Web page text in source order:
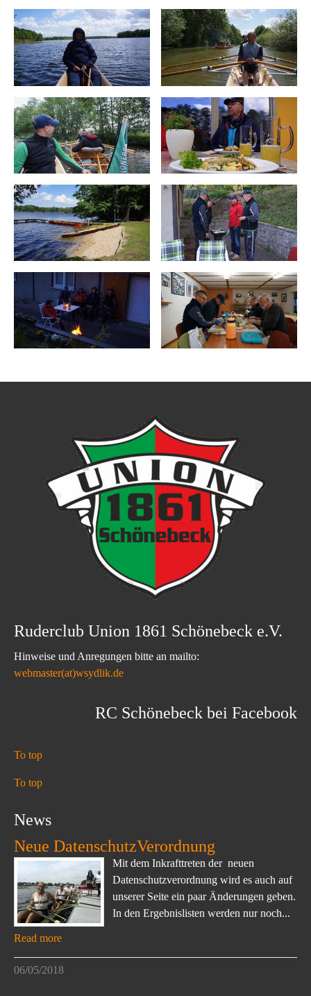
Ruderclub Union 1861 Schönebeck e.V.
Hinweise und Anregungen bitte an mailto:
webmaster(at)wsydlik.de
RC Schönebeck bei Facebook
To top
To top
News
Neue DatenschutzVerordnung
Mit dem Inkrafttreten der neuen
Datenschutzverordnung wird es auch auf
unserer Seite ein paar Änderungen geben.
In den Ergebnislisten werden nur noch...
Read more
06/05/2018